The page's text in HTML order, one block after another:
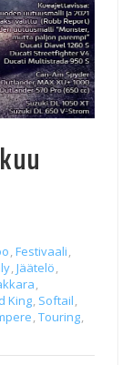
,Festivaali,
,Jäätelö,
,
King, Softail,
,Touring,